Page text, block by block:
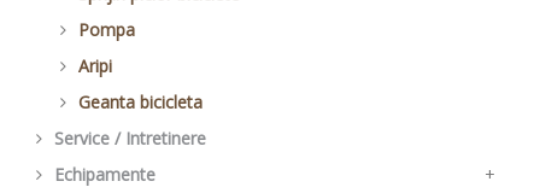
Pompa
Aripi
Geanta bicicleta
Service / Intretinere
Echipamente
+